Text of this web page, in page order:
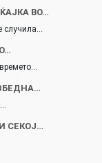
ВО…
СЕКОЈ…